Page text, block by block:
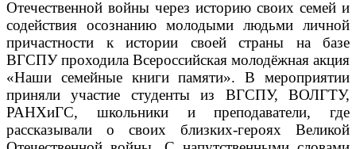
Отечественной войны через историю своих семей и
содействия осознанию молодыми людьми личной
причастности к истории своей страны на базе
ВГСПУ проходила Всероссийская молодёжная акция
«Наши семейные книги памяти». В мероприятии
приняли участие студенты из ВГСПУ, ВОЛГТУ,
РАНХиГС, школьники и преподаватели, где
рассказывали о своих близких-героях Великой